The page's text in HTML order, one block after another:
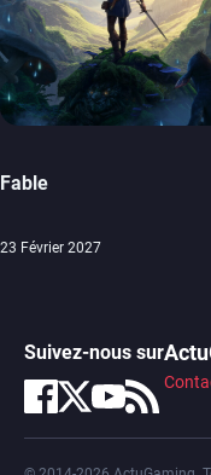
Fable
23 Février 2027
Suivez-nous sur